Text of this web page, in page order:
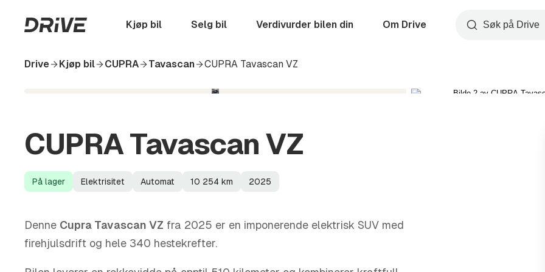
hovedinnhold
Startside Kjøp bil Selg bil Verdivurder bilen din Om Drive Søk
Drive Kjøp bil CUPRA Tavascan CUPRA Tavascan VZ
CUPRA Tavascan VZ
Lagerstatus
På lager
Drivstoff Elektrisitet
Girkasse Automat
Kilometerstand 10 254 km
Modellår 2025
Denne Cupra Tavascan VZ fra 2025 er en imponerende elektrisk SUV med
firehjulsdrift og hele 340 hestekrefter.